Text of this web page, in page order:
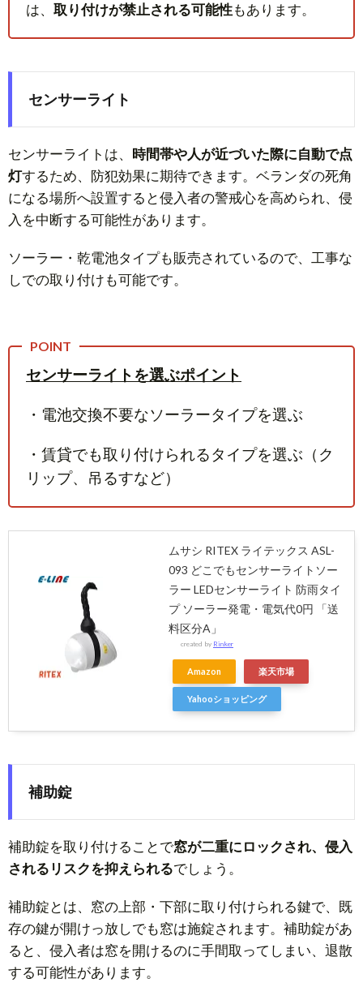
は、 取り付けが禁止される可能性もあります。
センサーライト
センサーライトは、
時間帯や人が近づいた際に自動で点
灯するため、防犯効果に期待できます。ベランダの死角
になる場所へ設置すると侵入者の警戒心を高められ、侵
入を中断する可能性があります。
ソーラー・乾電池タイプも販売されているので、工事な
しでの取り付けも可能です。
センサーライトを選ぶポイント
・電池交換不要なソーラータイプを選ぶ
・賃貸でも取り付けられるタイプを選ぶ（ク
リップ、吊るすなど）
ムサシ RITEX ライテックス ASL-
093 どこでもセンサーライトソー
ラー LEDセンサーライト 防雨タイ
プ ソーラー発電・電気代0円 「送
料区分A」
created by Rinker
Amazon 楽天市場
Yahooショッピング
補助錠
補助錠を取り付けることで窓が二重にロックされ、侵入
されるリスクを抑えられるでしょう。
補助錠とは、窓の上部・下部に取り付けられる鍵で、既
存の鍵が開けっ放しでも窓は施錠されます。補助錠があ
ると、侵入者は窓を開けるのに手間取ってしまい、退散
する可能性があります。